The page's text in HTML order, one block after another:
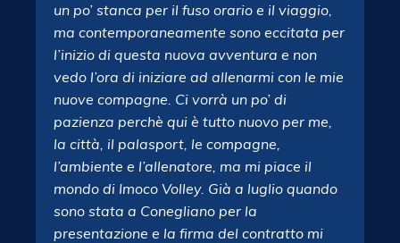
un po’ stanca per il fuso orario e il viaggio,
ma contemporaneamente sono eccitata per
l’inizio di questa nuova avventura e non
vedo l’ora di iniziare ad allenarmi con le mie
nuove compagne. Ci vorrà un po’ di
pazienza perchè qui è tutto nuovo per me,
la città, il palasport, le compagne,
l’ambiente e l’allenatore, ma mi piace il
mondo di Imoco Volley. Già a luglio quando
sono stata a Conegliano per la
presentazione e la firma del contratto mi